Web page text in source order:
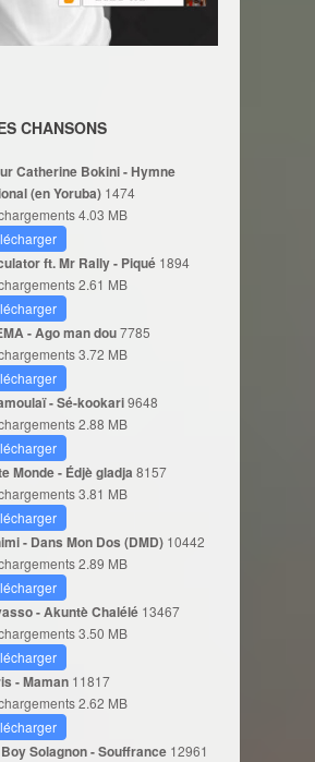
CHANSONS
Catherine Bokini - Hymne
(en Yoruba) 1474
4.03 MB
ft. Mr Rally - Piqué 1894
2.61 MB
- Ago man dou7785
3.72 MB
- Sé-kookari9648
2.88 MB
Monde - Édjè gladja 8157
3.81 MB
- Dans Mon Dos (DMD) 10442
2.89 MB
- Akuntè Chalélé 13467
3.50 MB
- Maman 11817
2.62 MB
Solagnon - Souffrance 12961